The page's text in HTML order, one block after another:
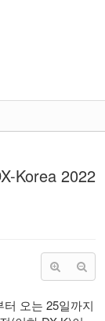
Korea 2022
오는 25일까지